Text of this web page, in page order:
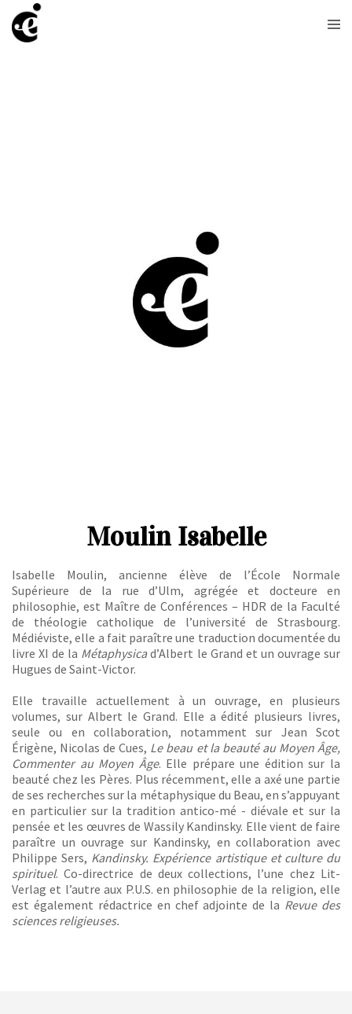
Moulin Isabelle
Isabelle Moulin, ancienne élève de l’École Normale
Supérieure de la rue d’Ulm, agrégée et docteure en
philosophie, est Maître de Conférences – HDR de la Faculté
de théologie catholique de l’université de Strasbourg.
Médiéviste, elle a fait paraître une traduction documentée du
livre XI de la Métaphysicad’Albert le Grand et un ouvrage sur
Hugues de Saint-Victor.
Elle travaille actuellement à un ouvrage, en plusieurs
volumes, sur Albert le Grand. Elle a édité plusieurs livres,
seule ou en collaboration, notamment sur Jean Scot
Érigène, Nicolas de Cues, Le beau et la beauté au Moyen Âge,
Commenter au Moyen Âge. Elle prépare une édition sur la
beauté chez les Pères. Plus récemment, elle a axé une partie
de ses recherches sur la métaphysique du Beau, en s’appuyant
en particulier sur la tradition antico-mé - diévale et sur la
pensée et les œuvres de Wassily Kandinsky. Elle vient de faire
paraître un ouvrage sur Kandinsky, en collaboration avec
Philippe Sers, Kandinsky. Expérience artistique et culture du
spirituel. Co-directrice de deux collections, l’une chez Lit-
Verlag et l’autre aux P.U.S. en philosophie de la religion, elle
est également rédactrice en chef adjointe de la Revue des
sciences religieuses.